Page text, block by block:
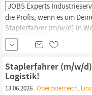
JOBS Experts
die Profis, wenn es um
Staplerfahrer (m/w/d) in
im Team! Du bist routiniert
suchst einen Job mit fairer
Dann haben wir genau das
Staplerfahrer (m/w/
Logistik!
13.06.2026 Oberösterreich,